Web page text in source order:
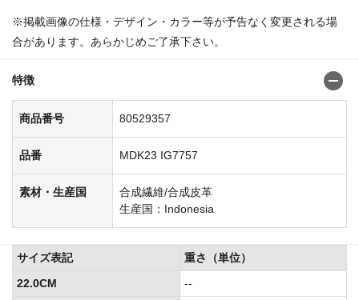
※掲載画像の仕様・デザイン・カラー等が予告なく変更される場
合があります。あらかじめご了承下さい。
特徴
商品番号 80529357
品番 MDK23 IG7757
素材・生産国
合成繊維/合成皮革
生産国：Indonesia
サイズ表記
重さ（単位）
22.0CM
--